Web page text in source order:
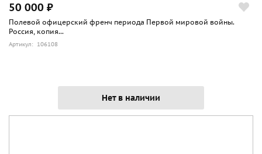
50 000 ₽
Полевой офицерский френч периода Первой мировой войны.
Россия, копия...
Артикул: 106108
Нет в наличии